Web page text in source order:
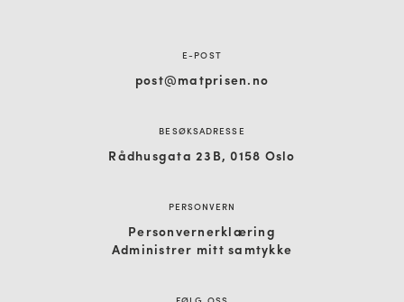
E-POST
post@matprisen.no
BESØKSADRESSE
Rådhusgata 23B, 0158 Oslo
PERSONVERN
Personvernerklæring
Administrer mitt samtykke